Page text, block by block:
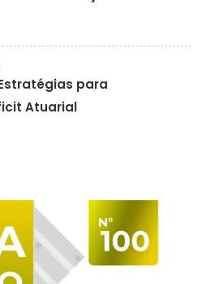
para
Atuarial